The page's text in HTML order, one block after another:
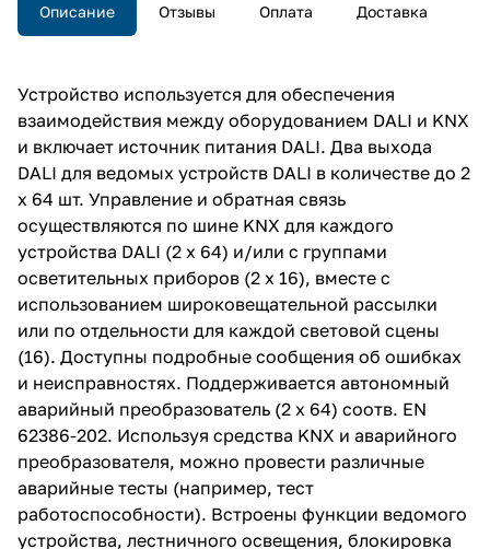
Описание Отзывы Оплата Доставка
Устройство используется для обеспечения
взаимодействия между оборудованием DALI и KNX
и включает источник питания DALI. Два выхода
DALI для ведомых устройств DALI в количестве до 2
x 64 шт. Управление и обратная связь
осуществляются по шине KNX для каждого
устройства DALI (2 x 64) и/или с группами
осветительных приборов (2 x 16), вместе с
использованием широковещательной рассылки
или по отдельности для каждой световой сцены
(16). Доступны подробные сообщения об ошибках
и неисправностях. Поддерживается автономный
аварийный преобразователь (2 x 64) соотв. EN
62386-202. Используя средства KNX и аварийного
преобразователя, можно провести различные
аварийные тесты (например, тест
работоспособности). Встроены функции ведомого
устройства, лестничного освещения, блокировка